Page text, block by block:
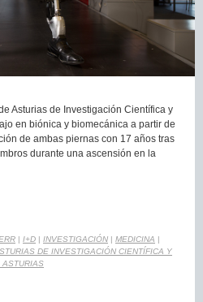
Asturias de Investigación Científica y
en biónica y biomecánica a partir de
de ambas piernas con 17 años tras
durante una ascensión en la
| I+D | INVESTIGACIÓN | MEDICINA |
DE INVESTIGACIÓN CIENTÍFICA Y
ASTURIAS